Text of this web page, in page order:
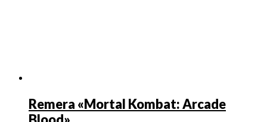
Remera «Mortal Kombat: Arcade